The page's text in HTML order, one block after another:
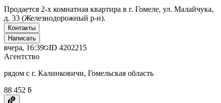
Продается 2-х комнатная квартира в г. Гомеле, ул. Малайчука,
д. 33 (Железнодорожный р-н).
Контакты
Написать
вчера, 16:39 ID 4202215
Агентство
рядом с г. Калинковичи, Гомельская область
88 452 ƃ